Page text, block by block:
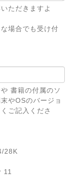
ただきますよ
場合でも受け付
書籍の付属のソ
やOSのバージョ
ご記入くださ
28K
11